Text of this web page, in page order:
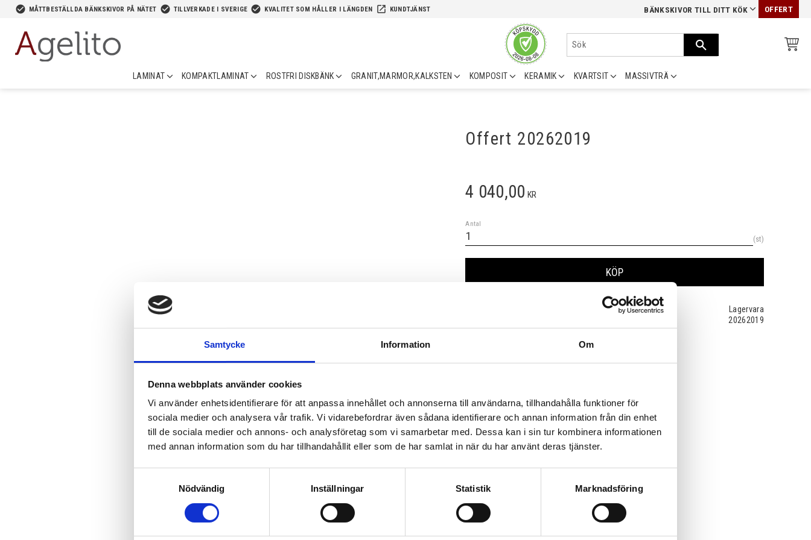
Samtycke Information Om
Denna webbplats använder cookies
Vi använder enhetsidentifierare för att anpassa innehållet och annonserna till användarna, tillhandahålla funktioner för
sociala medier och analysera vår trafik. Vi vidarebefordrar även sådana identifierare och annan information från din enhet
till de sociala medier och annons- och analysföretag som vi samarbetar med. Dessa kan i sin tur kombinera informationen
med annan information som du har tillhandahållit eller som de har samlat in när du har använt deras tjänster.
Nödvändig
Inställningar Statistik Marknadsföring
check_circle MÅTTBESTÄLLDA BÄNKSKIVOR PÅ NÄTET check_circle TILLVERKADE I SVERIGE check_circle KVALITET SOM HÅLLER I LÄNGDEN launch KUNDTJÄNST BÄNKSKIVOR TILL DITT KÖK OFFERT
LAMINAT KOMPAKTLAMINAT ROSTFRI DISKBÄNK GRANIT,MARMOR,KALKSTEN KOMPOSIT KERAMIK KVARTSIT MASSIVTRÄ
Offert 20262019
4 040,00 KR
Antal
st
KÖP
Lagervara
20262019